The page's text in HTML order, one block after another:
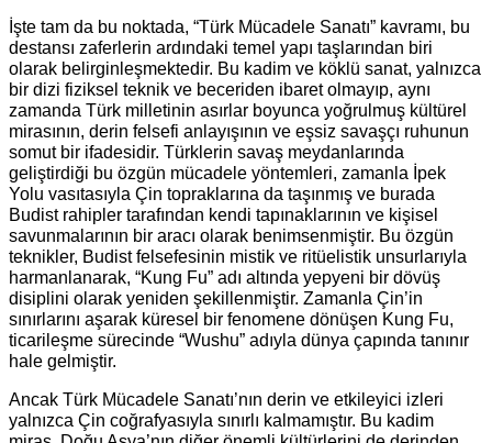
İşte tam da bu noktada, “Türk Mücadele Sanatı” kavramı, bu
destansı zaferlerin ardındaki temel yapı taşlarından biri
olarak belirginleşmektedir. Bu kadim ve köklü sanat, yalnızca
bir dizi fiziksel teknik ve beceriden ibaret olmayıp, aynı
zamanda Türk milletinin asırlar boyunca yoğrulmuş kültürel
mirasının, derin felsefi anlayışının ve eşsiz savaşçı ruhunun
somut bir ifadesidir. Türklerin savaş meydanlarında
geliştirdiği bu özgün mücadele yöntemleri, zamanla İpek
Yolu vasıtasıyla Çin topraklarına da taşınmış ve burada
Budist rahipler tarafından kendi tapınaklarının ve kişisel
savunmalarının bir aracı olarak benimsenmiştir. Bu özgün
teknikler, Budist felsefesinin mistik ve ritüelistik unsurlarıyla
harmanlanarak, “Kung Fu” adı altında yepyeni bir dövüş
disiplini olarak yeniden şekillenmiştir. Zamanla Çin’in
sınırlarını aşarak küresel bir fenomene dönüşen Kung Fu,
ticarileşme sürecinde “Wushu” adıyla dünya çapında tanınır
hale gelmiştir.
Ancak Türk Mücadele Sanatı’nın derin ve etkileyici izleri
yalnızca Çin coğrafyasıyla sınırlı kalmamıştır. Bu kadim